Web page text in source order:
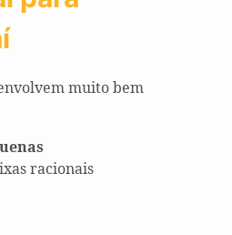
muito bem
racionais